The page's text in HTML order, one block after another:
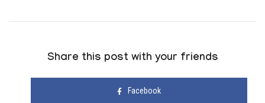
Share this post with your friends
Facebook